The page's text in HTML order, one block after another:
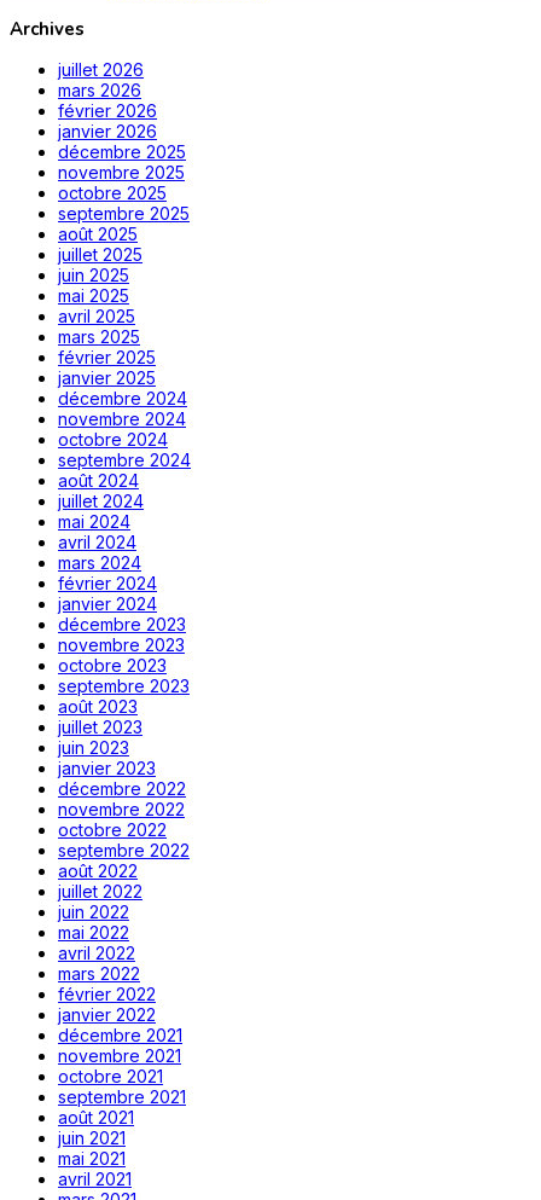
Archives
juillet 2026
mars 2026
février 2026
janvier 2026
décembre 2025
novembre 2025
octobre 2025
septembre 2025
août 2025
juillet 2025
juin 2025
mai 2025
avril 2025
mars 2025
février 2025
janvier 2025
décembre 2024
novembre 2024
octobre 2024
septembre 2024
août 2024
juillet 2024
mai 2024
avril 2024
mars 2024
février 2024
janvier 2024
décembre 2023
novembre 2023
octobre 2023
septembre 2023
août 2023
juillet 2023
juin 2023
janvier 2023
décembre 2022
novembre 2022
octobre 2022
septembre 2022
août 2022
juillet 2022
juin 2022
mai 2022
avril 2022
mars 2022
février 2022
janvier 2022
décembre 2021
novembre 2021
octobre 2021
septembre 2021
août 2021
juin 2021
mai 2021
avril 2021